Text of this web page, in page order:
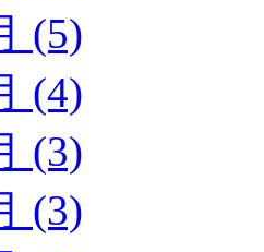
(5)
(4)
(3)
(3)